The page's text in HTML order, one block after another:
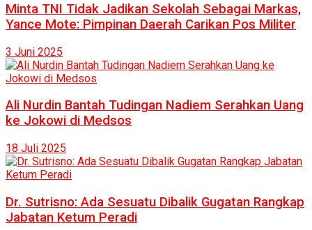
Minta TNI Tidak Jadikan Sekolah Sebagai Markas,
Yance Mote: Pimpinan Daerah Carikan Pos Militer
3 Juni 2025
Ali Nurdin Bantah Tudingan Nadiem Serahkan Uang
ke Jokowi di Medsos
18 Juli 2025
Dr. Sutrisno: Ada Sesuatu Dibalik Gugatan Rangkap
Jabatan Ketum Peradi